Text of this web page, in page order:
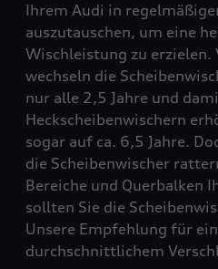
Ihrem Audi in
auszutauschen, um eine
Wischleistung zu
wechseln die
nur alle 2,5 Jahre und
Heckscheibenwischern
sogar auf ca. 6,5 Jahre.
die Scheibenwischer
Bereiche und Querbalken
sollten Sie die
Unsere Empfehlung für
durchschnittlichem